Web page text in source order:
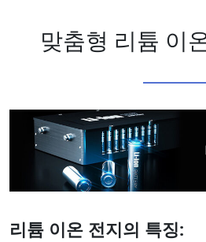
맞춤형 리튬 이
리튬 이온 전지의 특징: